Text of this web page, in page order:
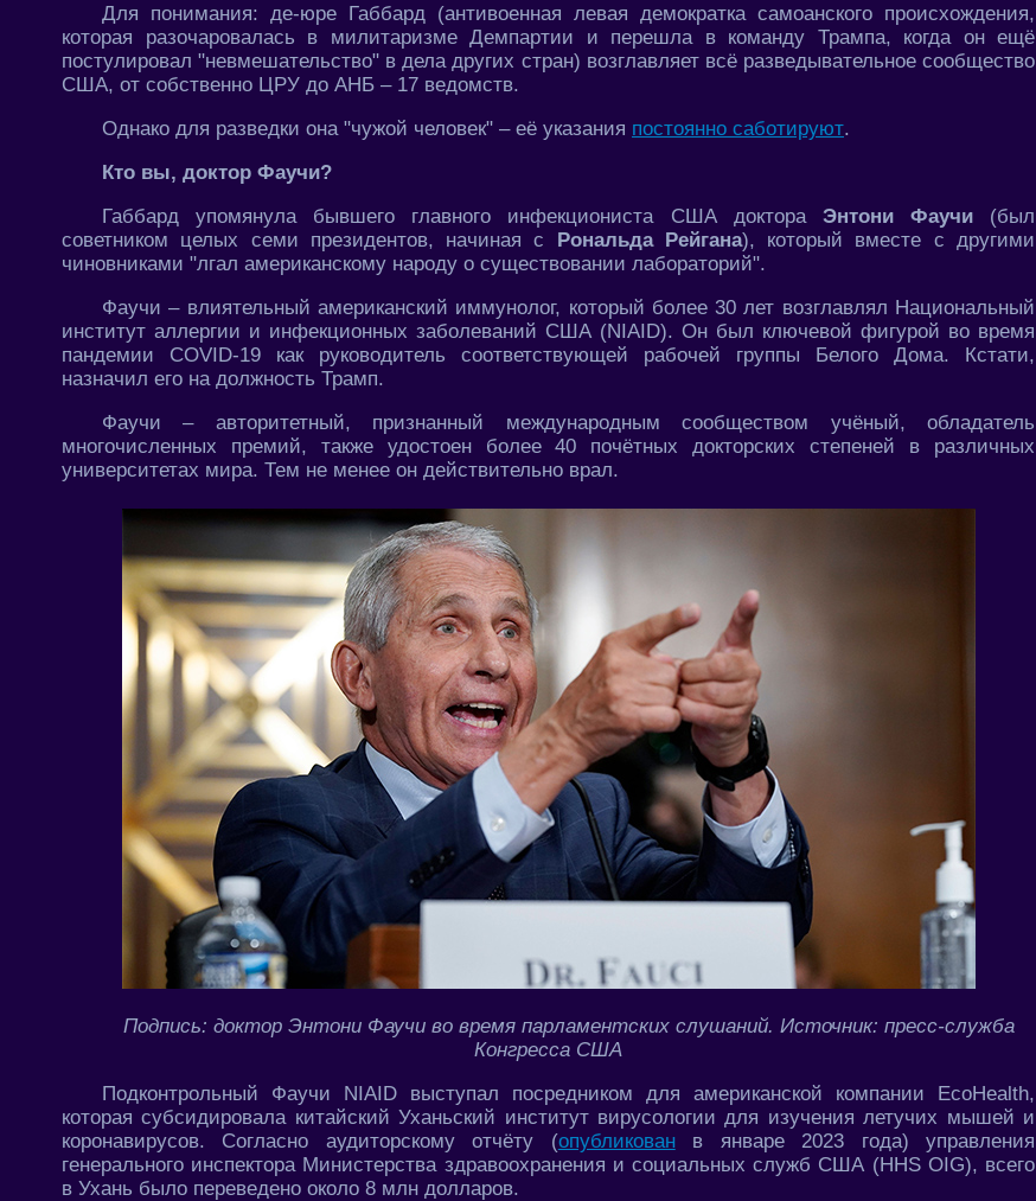
Для понимания: де-юре Габбард (антивоенная левая демократка самоанского происхождения,
которая разочаровалась в милитаризме Демпартии и перешла в команду Трампа, когда он ещё
постулировал "невмешательство" в дела других стран) возглавляет всё разведывательное сообщество
США, от собственно ЦРУ до АНБ – 17 ведомств.
Однако для разведки она "чужой человек" – её указания постоянно саботируют.
Кто вы, доктор Фаучи?
Габбард упомянула бывшего главного инфекциониста США доктора Энтони Фаучи(был
советником целых семи президентов, начиная с Рональда Рейгана), который вместе с другими
чиновниками "лгал американскому народу о существовании лабораторий".
Фаучи – влиятельный американский иммунолог, который более 30 лет возглавлял Национальный
институт аллергии и инфекционных заболеваний США (NIAID). Он был ключевой фигурой во время
пандемии COVID-19 как руководитель соответствующей рабочей группы Белого Дома. Кстати,
назначил его на должность Трамп.
Фаучи – авторитетный, признанный международным сообществом учёный, обладатель
многочисленных премий, также удостоен более 40 почётных докторских степеней в различных
университетах мира. Тем не менее он действительно врал.
Подпись: доктор Энтони Фаучи во время парламентских слушаний. Источник: пресс-служба
Конгресса США
Подконтрольный Фаучи NIAID выступал посредником для американской компании EcoHealth,
которая субсидировала китайский Уханьский институт вирусологии для изучения летучих мышей и
коронавирусов. Согласно аудиторскому отчёту (опубликованв январе 2023 года) управления
генерального инспектора Министерства здравоохранения и социальных служб США (HHS OIG), всего
в Ухань было переведено около 8 млн долларов.